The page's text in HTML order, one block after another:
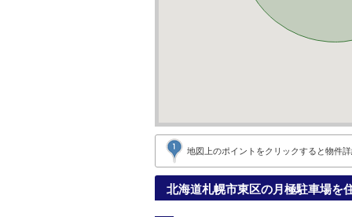
地図上のポイントをクリックすると物件詳
北海道札幌市東区の月極駐車場を